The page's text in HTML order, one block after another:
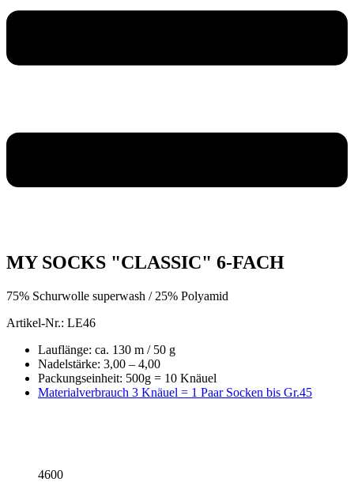
MY SOCKS "CLASSIC" 6-FACH
75% Schurwolle superwash / 25% Polyamid
Artikel-Nr.: LE46
Lauflänge: ca. 130 m / 50 g
Nadelstärke: 3,00 – 4,00
Packungseinheit: 500g = 10 Knäuel
Materialverbrauch 3 Knäuel = 1 Paar Socken bis Gr.45
4600